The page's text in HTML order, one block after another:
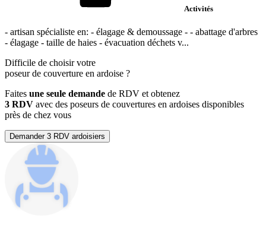
Activités
- artisan spécialiste en: - élagage & demoussage - - abattage d'arbres
- élagage - taille de haies - évacuation déchets v...
Difficile de choisir votre
poseur de couverture en ardoise ?
Faites une seule demande de RDV et obtenez
3 RDV avec des poseurs de couvertures en ardoises disponibles
près de chez vous
Demander 3 RDV ardoisiers